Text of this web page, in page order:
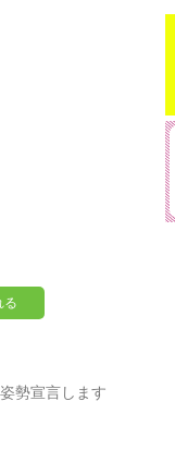
る
勢宣言します